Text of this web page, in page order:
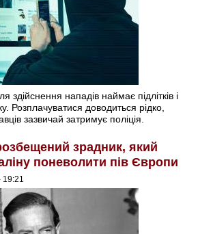
здійснення нападів наймає підлітків і
Розплачуватися доводиться рідко,
зазвичай затримує поліція.
зрадник, який
поневолити пів Європи